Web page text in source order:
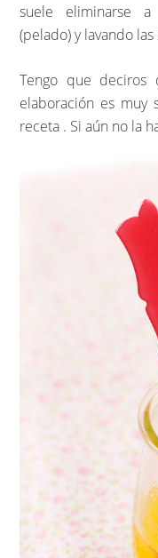
suele eliminarse
(pelado) y lavando
Tengo que
elaboración es muy
receta . Si aún no la